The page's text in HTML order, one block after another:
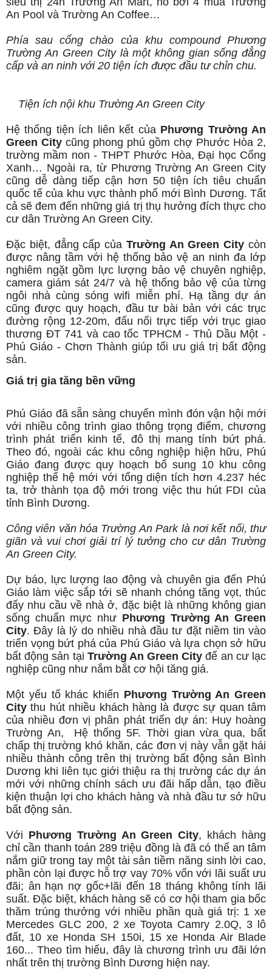
An Pool và Trường An Coffee…
Phía sau cổng chào của khu compound Phương
Trường An Green City là một không gian sống đẳng
cấp và an ninh với 20 tiện ích được đầu tư chỉn chu.
Tiện ích nội khu Trường An Green City
Hệ thống tiện ích liên kết của Phương Trường An
Green City cũng phong phú gồm chợ Phước Hòa 2,
trường mầm non - THPT Phước Hòa, Đại học Cổng
Xanh… Ngoài ra, từ Phương Trường An Green City
cũng dễ dàng tiếp cận hơn 50 tiện ích tiêu chuẩn
quốc tế của khu vực thành phố mới Bình Dương. Tất
cả sẽ đem đến những giá trị thụ hưởng đích thực cho
cư dân Trường An Green City.
Đặc biệt, đẳng cấp của Trường An Green City còn
được nâng tầm với hệ thống bảo vệ an ninh đa lớp
nghiêm ngặt gồm lực lượng bảo vệ chuyên nghiệp,
camera giám sát 24/7 và hệ thống bảo vệ của từng
ngôi nhà cùng sóng wifi miễn phí. Hạ tầng dự án
cũng được quy hoạch, đầu tư bài bản với các trục
đường rộng 12-20m, đấu nối trực tiếp với trục giao
thương ĐT 741 và cao tốc TPHCM - Thủ Dầu Một -
Phú Giáo - Chơn Thành giúp tối ưu giá trị bất động
sản.
Giá trị gia tăng bền vững
Phú Giáo đã sẵn sàng chuyển mình đón vận hội mới
với nhiều công trình giao thông trọng điểm, chương
trình phát triển kinh tế, đô thị mang tính bứt phá.
Theo đó, ngoài các khu công nghiệp hiện hữu, Phú
Giáo đang được quy hoạch bổ sung 10 khu công
nghiệp thế hệ mới với tổng diện tích hơn 4.237 héc
ta, trở thành tọa độ mới trong việc thu hút FDI của
tỉnh Bình Dương.
Công viên văn hóa Trường An Park là nơi kết nối, thư
giãn và vui chơi giải trí lý tưởng cho cư dân Trường
An Green City.
Dự báo, lực lượng lao động và chuyên gia đến Phú
Giáo làm việc sắp tới sẽ nhanh chóng tăng vọt, thúc
đẩy nhu cầu về nhà ở, đặc biệt là những không gian
sống chuẩn mực như Phương Trường An Green
City. Đây là lý do nhiều nhà đầu tư đặt niềm tin vào
triển vọng bứt phá của Phú Giáo và lựa chọn sở hữu
bất động sản tại Trường An Green City để an cư lạc
nghiệp cũng như nắm bắt cơ hội tăng giá.
Một yếu tố khác khiến Phương Trường An Green
City thu hút nhiều khách hàng là được sự quan tâm
của nhiều đơn vị phân phát triển dự án: Huy hoàng
Trường An, Hệ thống 5F. Thời gian vừa qua, bất
chấp thị trường khó khăn, các đơn vị này vẫn gặt hái
nhiều thành công trên thị trường bất động sản Bình
Dương khi liên tục giới thiệu ra thị trường các dự án
mới với những chính sách ưu đãi hấp dẫn, tạo điều
kiện thuận lợi cho khách hàng và nhà đầu tư sở hữu
bất động sản.
Với Phương Trường An Green City, khách hàng
chỉ cần thanh toán 289 triệu đồng là đã có thể an tâm
nắm giữ trong tay một tài sản tiềm năng sinh lời cao,
phần còn lại được hỗ trợ vay 70% vốn với lãi suất ưu
đãi; ân hạn nợ gốc+lãi đến 18 tháng không tính lãi
suất. Đặc biệt, khách hàng sẽ có cơ hội tham gia bốc
thăm trúng thưởng với nhiều phần quà giá trị: 1 xe
Mercedes GLC 200, 2 xe Toyota Camry 2.0Q, 3 lô
đất, 10 xe Honda SH 150i, 15 xe Honda Air Blade
160... Theo tìm hiểu, đây là chương trình ưu đãi lớn
nhất trên thị trường Bình Dương hiện nay.